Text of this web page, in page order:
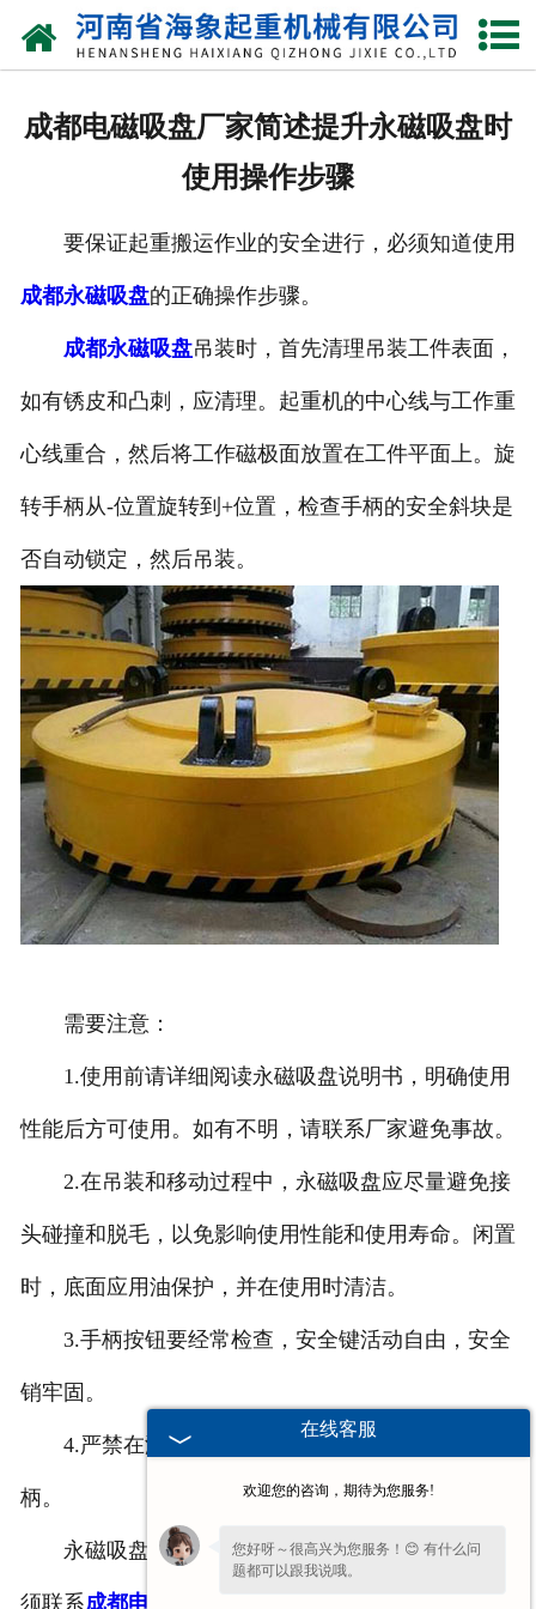
网站首页
厂区一角
案例展示
联系我们
成都电磁吸盘厂家简述提升永磁吸盘时
使用操作步骤
要保证起重搬运作业的安全进行，必须知道使用
成都永磁吸盘的正确操作步骤。
成都永磁吸盘吊装时，首先清理吊装工件表面，
如有锈皮和凸刺，应清理。起重机的中心线与工作重
心线重合，然后将工作磁极面放置在工件平面上。旋
转手柄从-位置旋转到+位置，检查手柄的安全斜块是
否自动锁定，然后吊装。
需要注意：
1.使用前请详细阅读永磁吸盘说明书，明确使用
性能后方可使用。如有不明，请联系厂家避免事故。
2.在吊装和移动过程中，永磁吸盘应尽量避免接
头碰撞和脱毛，以免影响使用性能和使用寿命。闲置
时，底面应用油保护，并在使用时清洁。
3.手柄按钮要经常检查，安全键活动自由，安全
销牢固。
4.严禁在没有导磁材料或工件的情况下拉动手
柄。
永磁吸盘在使用过程中遇到无法解决的事故，必
须联系成都电磁吸盘
在线客服
欢迎您的咨询，期待为您服务!
您好呀～很高兴为您服务！😊 有什么问
题都可以跟我说哦。